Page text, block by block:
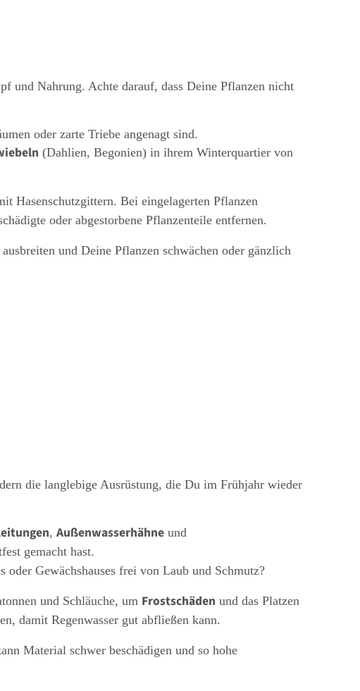
und Nahrung. Achte darauf, dass Deine Pflanzen nicht
oder zarte Triebe angenagt sind.
(Dahlien, Begonien) in ihrem Winterquartier von
Hasenschutzgittern. Bei eingelagerten Pflanzen
oder abgestorbene Pflanzenteile entfernen.
und Deine Pflanzen schwächen oder gänzlich
die langlebige Ausrüstung, die Du im Frühjahr wieder
, Außenwasserhähneund
gemacht hast.
oder Gewächshauses frei von Laub und Schmutz?
und Schläuche, um Frostschäden und das Platzen
damit Regenwasser gut abfließen kann.
Material schwer beschädigen und so hohe